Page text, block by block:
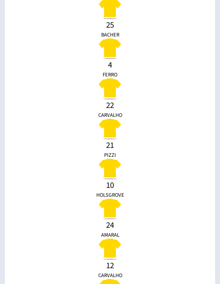
25
BACHER
4
FERRO
22
CARVALHO
21
PIZZI
10
HOLSGROVE
24
AMARAL
12
CARVALHO